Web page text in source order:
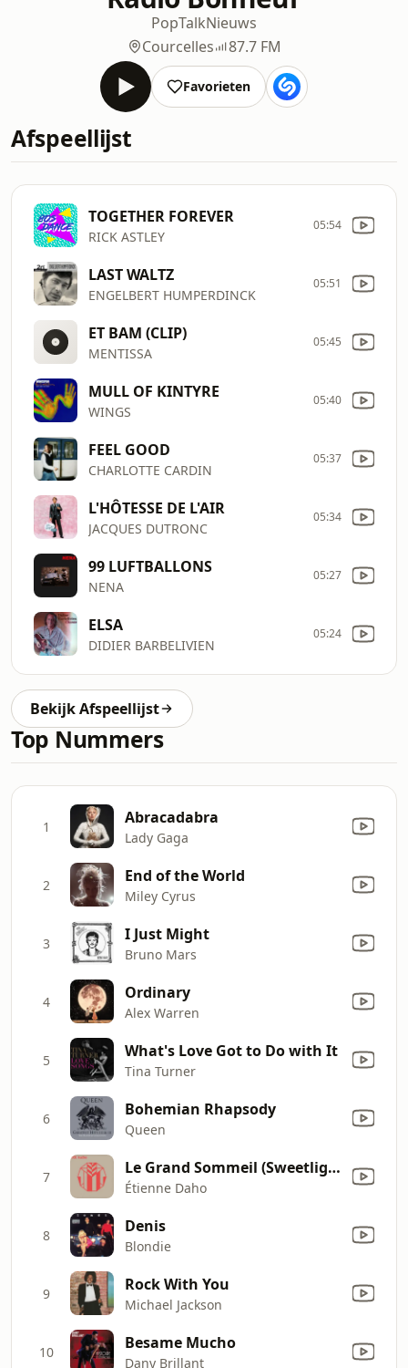
PopTalkNieuws
Courcelles
87.7 FM
Favorieten
Afspeellijst
TOGETHER FOREVER
RICK ASTLEY
05:54
LAST WALTZ
ENGELBERT HUMPERDINCK
05:51
ET BAM (CLIP)
MENTISSA
05:45
MULL OF KINTYRE
WINGS
05:40
FEEL GOOD
CHARLOTTE CARDIN
05:37
L'HÔTESSE DE L'AIR
JACQUES DUTRONC
05:34
99 LUFTBALLONS
NENA
05:27
ELSA
DIDIER BARBELIVIEN
05:24
Bekijk Afspeellijst
Top Nummers
1 Abracadabra
Lady Gaga
2 End of the World
Miley Cyrus
3 I Just Might
Bruno Mars
4 Ordinary
Alex Warren
5 What's Love Got to Do with It
Tina Turner
6 Bohemian Rhapsody
Queen
7 Le Grand Sommeil (Sweetlight Remix)
Étienne Daho
8 Denis
Blondie
9 Rock With You
Michael Jackson
10 Besame Mucho
Dany Brillant